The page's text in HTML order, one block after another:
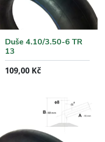
Duše 4.10/3.50-6 TR
13
109,00 Kč